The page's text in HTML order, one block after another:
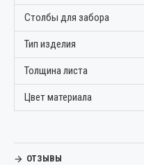
Столбы для забора
Тип изделия
Толщина листа
Цвет материала
ОТЗЫВЫ